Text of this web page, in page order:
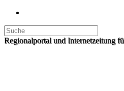
Regionalportal und Internetzeitung